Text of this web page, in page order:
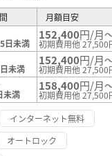
月額目安
日未満
152,400円/月
初期費用他 27,500
未満
152,400円/月
初期費用他 27,500
未満
158,400円/月
初期費用他 27,500
インターネット無料
オートロック